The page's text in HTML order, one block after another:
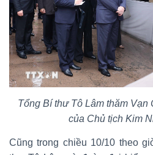
Tổng Bí thư Tô Lâm thăm
của Chủ tịch Kim
Cũng trong chiều 10/10 theo